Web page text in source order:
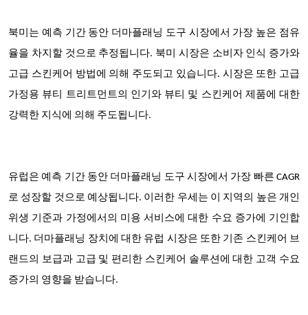
북미는 예측 기간 동안 더마플래닝 도구 시장에서 가장 높은 점유
율을 차지할 것으로 추정됩니다. 북미 시장은 소비자 인식 증가와
고급 스킨케어 방법에 의해 주도되고 있습니다. 시장은 또한 고급
가정용 뷰티 트리트먼트의 인기와 뷰티 및 스킨케어 제품에 대한
강력한 지식에 의해 주도됩니다.
유럽은 예측 기간 동안 더마플래닝 도구 시장에서 가장 빠른 CAGR
로 성장할 것으로 예상됩니다. 이러한 우세는 이 지역의 높은 개인
위생 기준과 가정에서의 미용 서비스에 대한 수요 증가에 기인합
니다. 더마플래닝 장치에 대한 유럽 시장은 또한 기존 스킨케어 브
랜드의 보급과 고급 및 편리한 스킨케어 솔루션에 대한 고객 수요
증가의 영향을 받습니다.